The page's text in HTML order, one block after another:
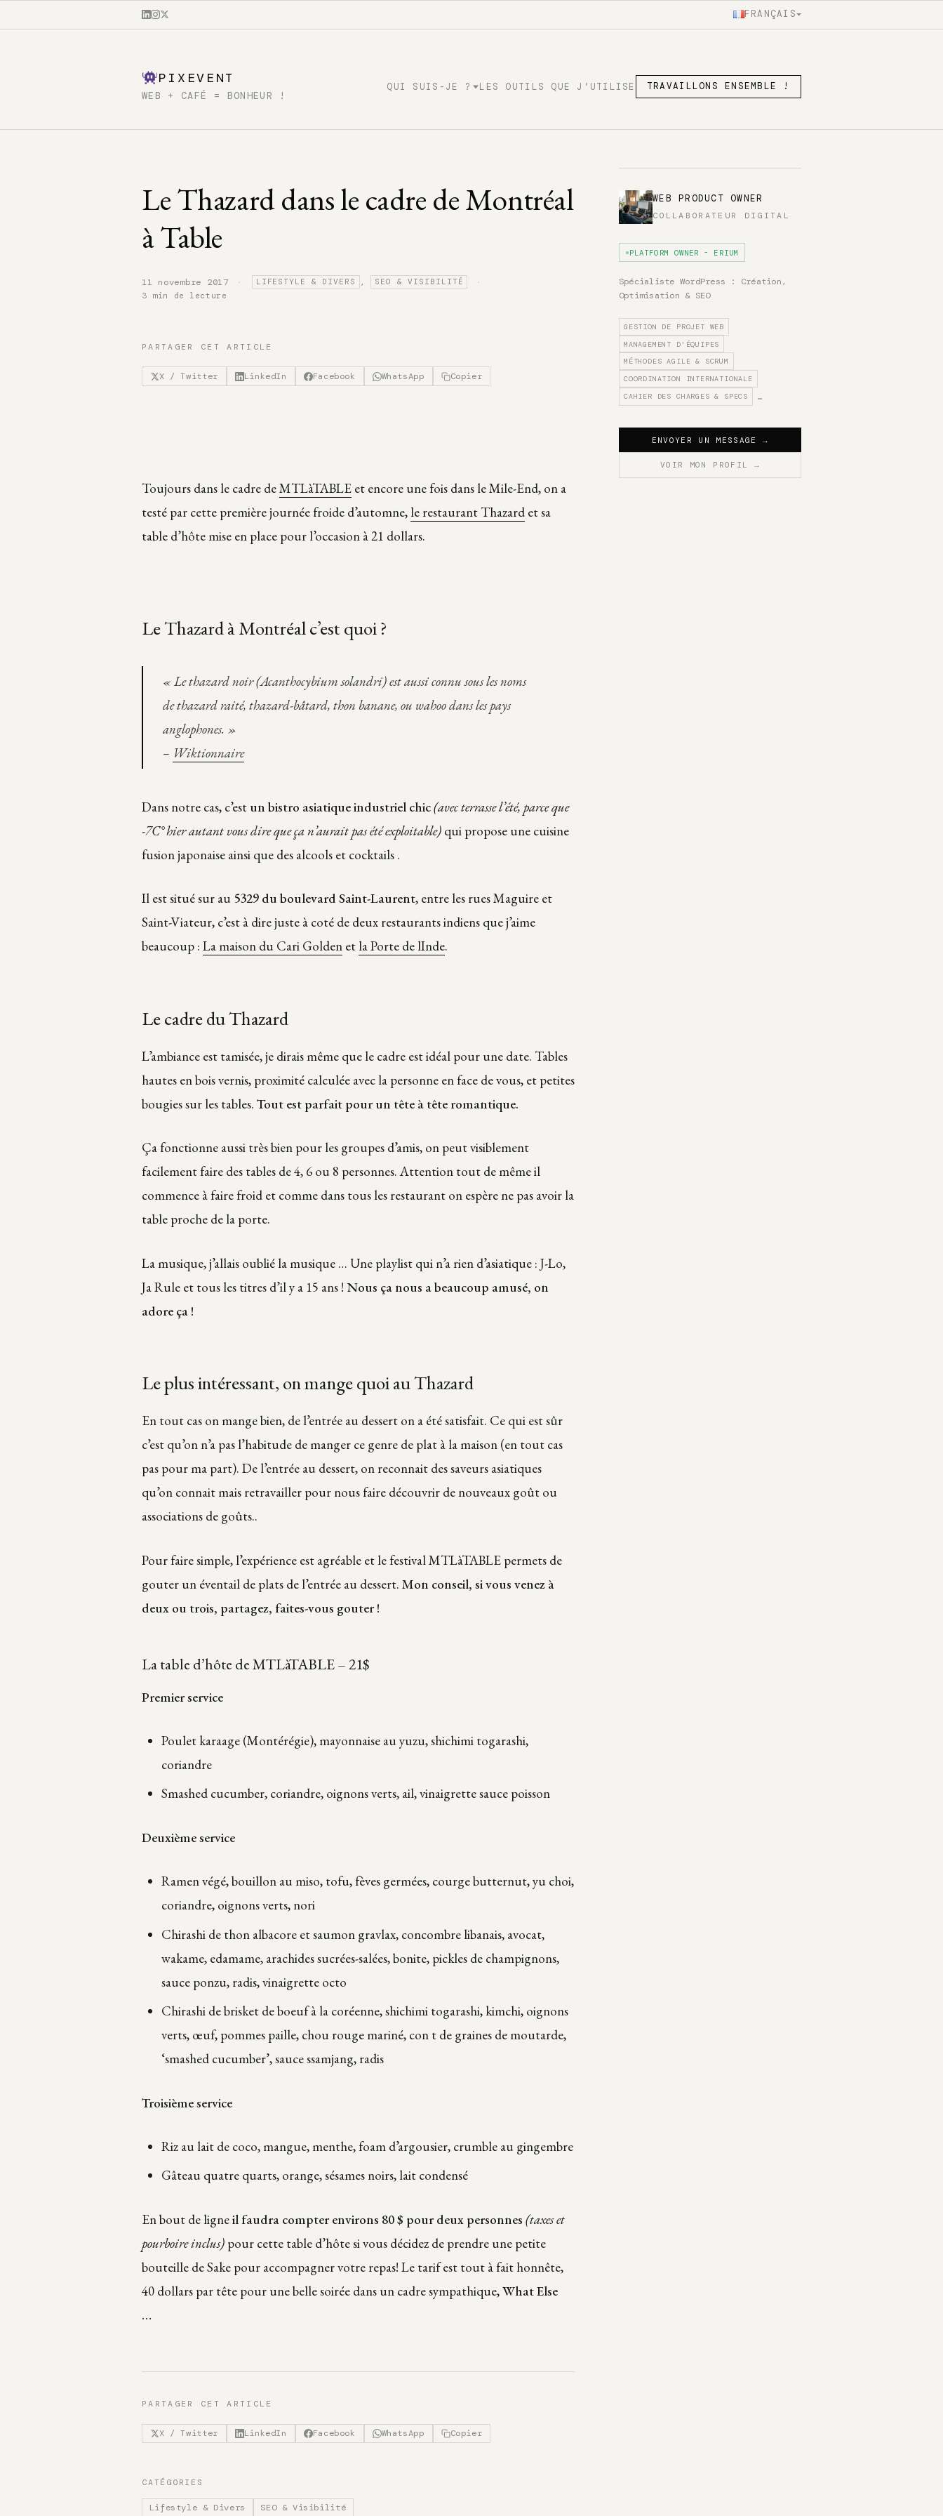
FRANÇAIS
PIXEVENT
WEB + CAFÉ = BONHEUR !
QUI SUIS-JE ? LES OUTILS QUE J’UTILISE TRAVAILLONS ENSEMBLE !
Le Thazard dans le cadre de Montréal
à Table
11 novembre 2017 · LIFESTYLE & DIVERS , SEO & VISIBILITÉ ·
3 min de lecture
PARTAGER CET ARTICLE
X / Twitter LinkedIn Facebook WhatsApp Copier
Toujours dans le cadre deMTLàTABLE et encore une fois dans le Mile-End, on a
testé par cette première journée froide d’automne, le restaurant Thazard et sa
table d’hôte mise en place pour l’occasion à 21 dollars.
Le Thazard à Montréal c’est quoi ?
« Lethazardnoir (Acanthocybium solandri) est aussi connu sous les noms
dethazardraité,thazard-bâtard, thon banane, ou wahoo dans les pays
anglophones. »
– Wiktionnaire
Dans notre cas, c’est un bistro asiatique industriel chic(avec terrasse l’été, parce que
-7C° hier autant vous dire que ça n’aurait pas été exploitable) qui propose une cuisine
fusion japonaise ainsi que des alcools et cocktails .
Il est situé sur au 5329 du boulevard Saint-Laurent, entre les rues Maguire et
Saint-Viateur, c’est à dire juste à coté de deux restaurants indiens que j’aime
beaucoup : La maison du Cari Golden et la Porte de lInde.
Le cadre du Thazard
L’ambiance est tamisée, je dirais même que le cadre est idéal pour une date. Tables
hautes en bois vernis, proximité calculée avec la personne en face de vous, et petites
bougies sur les tables. Tout est parfait pour un tête à tête romantique.
Ça fonctionne aussi très bien pour les groupes d’amis, on peut visiblement
facilement faire des tables de 4, 6 ou 8 personnes. Attention tout de même il
commence à faire froid et comme dans tous les restaurant on espère ne pas avoir la
table proche de la porte.
La musique, j’allais oublié la musique … Une playlist qui n’a rien d’asiatique : J-Lo,
Ja Rule et tous les titres d’il y a 15 ans ! Nous ça nous a beaucoup amusé, on
adore ça !
Le plus intéressant, on mange quoi au Thazard
En tout cas on mange bien, de l’entrée au dessert on a été satisfait. Ce qui est sûr
c’est qu’on n’a pas l’habitude de manger ce genre de plat à la maison (en tout cas
pas pour ma part). De l’entrée au dessert, on reconnait des saveurs asiatiques
qu’on connait mais retravailler pour nous faire découvrir de nouveaux goût ou
associations de goûts..
Pour faire simple, l’expérience est agréable et le festival MTLàTABLE permets de
gouter un éventail de plats de l’entrée au dessert. Mon conseil, si vous venez à
deux ou trois, partagez, faites-vous gouter !
La table d’hôte de MTLàTABLE – 21$
Premier service
Poulet karaage (Montérégie), mayonnaise au yuzu, shichimi togarashi,
coriandre
Smashed cucumber, coriandre, oignons verts, ail, vinaigrette sauce poisson
Deuxième service
Ramen végé, bouillon au miso, tofu, fèves germées, courge butternut, yu choi,
coriandre, oignons verts, nori
Chirashi de thon albacore et saumon gravlax, concombre libanais, avocat,
wakame, edamame, arachides sucrées-salées, bonite, pickles de champignons,
sauce ponzu, radis, vinaigrette octo
Chirashi de brisket de boeuf à la coréenne, shichimi togarashi, kimchi, oignons
verts, œuf, pommes paille, chou rouge mariné, con t de graines de moutarde,
‘smashed cucumber’, sauce ssamjang, radis
Troisième service
Riz au lait de coco, mangue, menthe, foam d’argousier, crumble au gingembre
Gâteau quatre quarts, orange, sésames noirs, lait condensé
En bout de ligneil faudra compter environs 80 $ pour deux personnes (taxes et
pourboire inclus) pour cette table d’hôte si vous décidez de prendre une petite
bouteille de Sake pour accompagner votre repas! Le tarif est tout à fait honnête,
40 dollars par tête pour une belle soirée dans un cadre sympathique,What Else
…
PARTAGER CET ARTICLE
X / Twitter LinkedIn Facebook WhatsApp Copier
CATÉGORIES
Lifestyle & Divers SEO & Visibilité
WEB PRODUCT OWNER
COLLABORATEUR DIGITAL
PLATFORM OWNER - ERIUM
Spécialiste WordPress : Création,
Optimisation & SEO
GESTION DE PROJET WEB
MANAGEMENT D'ÉQUIPES
MÉTHODES AGILE & SCRUM
COORDINATION INTERNATIONALE
CAHIER DES CHARGES & SPECS
…
ENVOYER UN MESSAGE→
VOIR MON PROFIL →